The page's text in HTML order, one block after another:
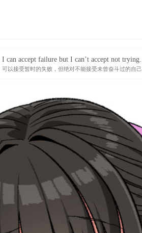
I can accept failure but I can’t accept not trying.
可以接受暂时的失败，但绝对不能接受未曾奋斗过的自己